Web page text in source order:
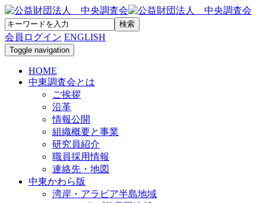
会員ログイン ENGLISH
Toggle navigation
HOME
中東調査会とは
ご挨拶
沿革
情報公開
組織概要と事業
研究員紹介
職員採用情報
連絡先・地図
中東かわら版
湾岸・アラビア半島地域